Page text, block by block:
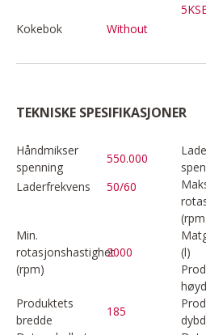
Kokebok
Without
TEKNISKE SPESIFIKASJONER
Håndmikser
spenning
550.000
Laderfrekvens
50/60
Min.
rotasjonshastighet
(rpm)
2000
(l)
Produktets
bredde
185